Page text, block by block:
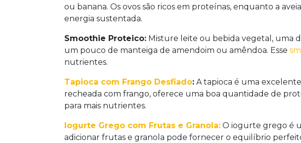
ou banana. Os ovos são ricos em proteínas, enquanto a
energia sustentada.
Smoothie Proteico:Misture leite ou bebida vegetal, uma
um pouco de manteiga de amendoim ou amêndoa. Esse
nutrientes.
Tapioca com Frango Desfiado:A tapioca é uma
recheada com frango, oferece uma boa quantidade de
para mais nutrientes.
Iogurte Grego com Frutas e Granola:O iogurte grego é
adicionar frutas e granola pode fornecer o equilíbrio